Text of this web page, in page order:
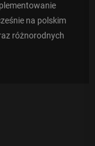
na polskim
różnorodnych